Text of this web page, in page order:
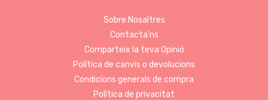
Sobre Nosaltres
Contacta'ns
Comparteix la teva Opinió
Política de canvis o devolucions
Condicions generals de compra
Política de privacitat